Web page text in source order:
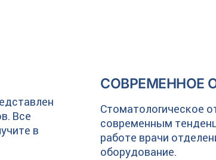
Все
в
СОВРЕМЕННОЕ
Стоматологическое
современным
работе врачи
оборудование.